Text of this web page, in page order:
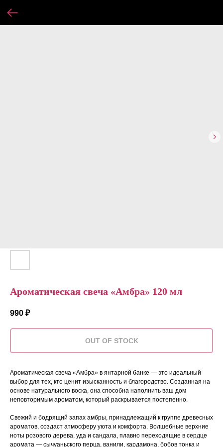
Ароматическая свеча «Амбра» 120 мл
990 ₽
OUT OF STOCK
Ароматическая свеча «Амбра» в янтарной банке — это идеальный
выбор для тех, кто ценит изысканность и благородство. Созданная на
основе натурального воска, она способна наполнить ваш дом
неповторимым ароматом, который раскрывается постепенно.
Свежий и бодрящий запах амбры, принадлежащий к группе древесных
ароматов, создаст атмосферу уюта и комфорта. Волшебные верхние
ноты розового дерева, уда и сандала, плавно переходящие в сердце
аромата — сычуаньского перца, ванили, кардамона, бобов тонка и